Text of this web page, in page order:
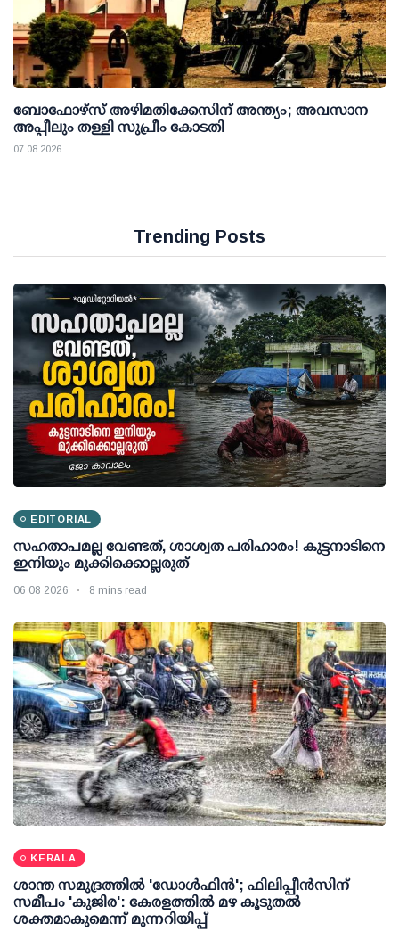
ബോഫോഴ്സ് അഴിമതിക്കേസിന് അന്ത്യം; അവസാന
അപ്പീലും തള്ളി സുപ്രീം കോടതി
07 08 2026
Trending Posts
EDITORIAL
സഹതാപമല്ല വേണ്ടത്, ശാശ്വത പരിഹാരം! കുട്ടനാടിനെ
ഇനിയും മുക്കിക്കൊല്ലരുത്
06 08 2026 8 mins read
KERALA
ശാന്ത സമുദ്രത്തില്‍ 'ഡോള്‍ഫിന്‍'; ഫിലിപ്പീന്‍സിന്
സമീപം 'കുജിര': കേരളത്തില്‍ മഴ കൂടുതല്‍
ശക്തമാകുമെന്ന് മുന്നറിയിപ്പ്